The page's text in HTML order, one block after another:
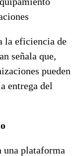
la eficiencia de
señala que,
pueden
entrega del
una plataforma